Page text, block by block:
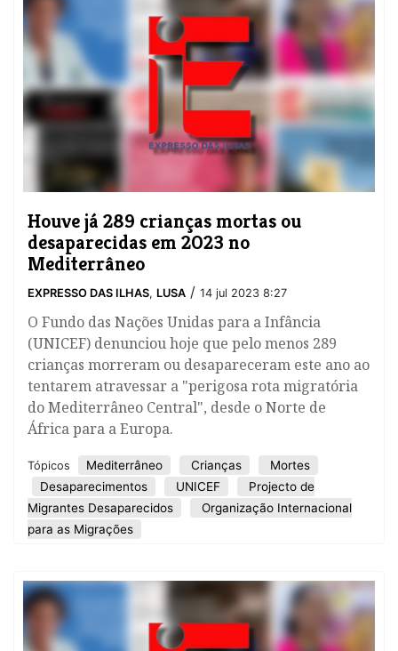
Houve já 289 crianças mortas ou
desaparecidas em 2023 no
Mediterrâneo
EXPRESSO DAS ILHAS, LUSA / 14 jul 2023 8:27
O Fundo das Nações Unidas para a Infância
(UNICEF) denunciou hoje que pelo menos 289
crianças morreram ou desapareceram este ano ao
tentarem atravessar a "perigosa rota migratória
do Mediterrâneo Central", desde o Norte de
África para a Europa.
Tópicos Mediterrâneo Crianças
Mortes
Desaparecimentos
UNICEF
Projecto de
Migrantes Desaparecidos
Organização Internacional
para as Migrações